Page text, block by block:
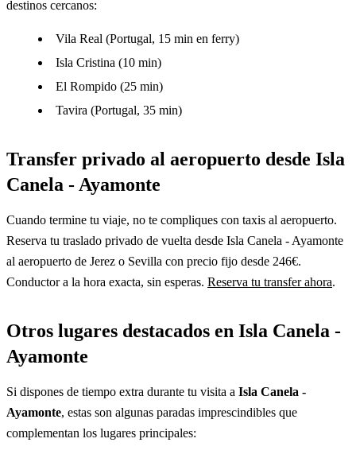
destinos cercanos:
Vila Real (Portugal, 15 min en ferry)
Isla Cristina (10 min)
El Rompido (25 min)
Tavira (Portugal, 35 min)
Transfer privado al aeropuerto desde Isla
Canela - Ayamonte
Cuando termine tu viaje, no te compliques con taxis al aeropuerto.
Reserva tu traslado privado de vuelta desde Isla Canela - Ayamonte
al aeropuerto de Jerez o Sevilla con precio fijo desde 246€.
Conductor a la hora exacta, sin esperas. Reserva tu transfer ahora.
Otros lugares destacados en Isla Canela -
Ayamonte
Si dispones de tiempo extra durante tu visita a Isla Canela -
Ayamonte, estas son algunas paradas imprescindibles que
complementan los lugares principales: